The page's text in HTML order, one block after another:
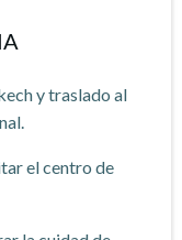
y traslado al
el centro de